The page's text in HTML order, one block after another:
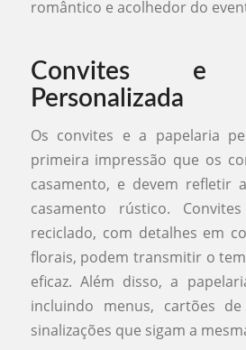
romântico e acolhedor do
Convites e
Personalizada
Os convites e a papelaria
primeira impressão que os
casamento, e devem refletir
casamento rústico.
reciclado, com detalhes em
florais, podem transmitir o
eficaz. Além disso, a
incluindo menus, cartões
sinalizações que sigam a